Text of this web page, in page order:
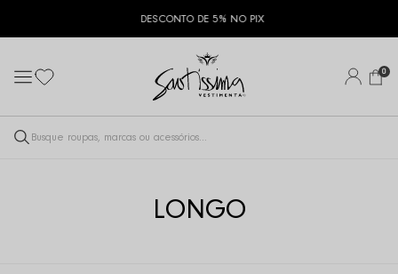
DESCONTO DE 5% NO PIX
0
LONGO